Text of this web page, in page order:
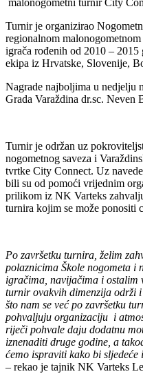
malonogometni turnir City
Turnir je organizirao
regionalnom
igrača rođenih od 2010 –
ekipa iz Hrvatske, Slovenije,
Nagrade najboljima u nedjelju
Grada Varaždina dr.sc. Neven
Turnir je održan uz
nogometnog saveza i
tvrtke City Connect. Uz
bili su od pomoći vrijednim
prilikom iz NK Varteks
turnira kojim se može ponositi
Po završetku turnira, želim
polaznicima Škole nogometa i
igračima, navijačima i ostalim
turnir ovakvih dimenzija održi
što nam se već po završetku
pohvaljuju organizaciju i
riječi pohvale daju dodatnu
iznenaditi druge godine, a
ćemo ispraviti kako bi
– rekao je tajnik NK Varteks